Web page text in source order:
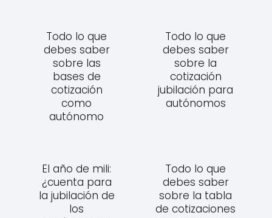
Todo lo que
debes saber
sobre las
bases de
cotización
como
autónomo
Todo lo que
debes saber
sobre la
cotización
jubilación para
autónomos
El año de mili:
¿cuenta para
la jubilación de
los
Todo lo que
debes saber
sobre la tabla
de cotizaciones